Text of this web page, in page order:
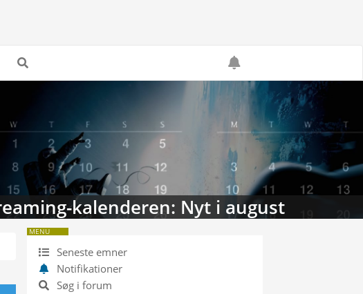
kalenderen: Nyt i august
MENU
Seneste emner
Notifikationer
Søg i forum